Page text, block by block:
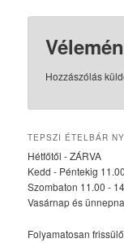
Hozzászólás
TEPSZI ÉTELBÁR
Hétfőtől - ZÁRVA
Kedd - Péntekig
Szombaton 11.00 -
Vasárnap és
Folyamatosan